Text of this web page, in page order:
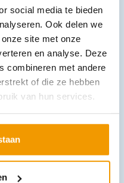
social media te bieden
Ook delen we
site met onze
en analyse. Deze
combineren met andere
of die ze hebben
van hun services.